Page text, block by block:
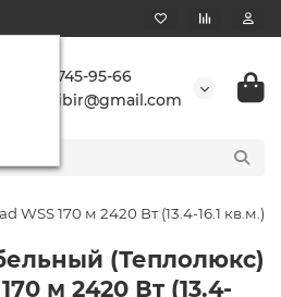
+7 923 745-95-66
buransibir@gmail.com
170 м 2420 Вт (13.4-16.1 кв.м.)
(Теплолюкс)
м 2420 Вт (13.4-